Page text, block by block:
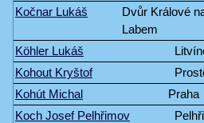
Kočnar Lukáš
Dvůr Králové
Labem
Köhler Lukáš
Kohout Kryštof
Kohút Michal
Praha
Koch Josef Pelhřimov